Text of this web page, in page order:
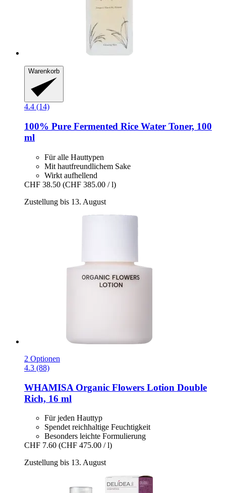
Warenkorb
4.4 (14)
100% Pure Fermented Rice Water Toner, 100
ml
Für alle Hauttypen
Mit hautfreundlichem Sake
Wirkt aufhellend
CHF 38.50 (CHF 385.00 / l)
Zustellung bis 13. August
2 Optionen
4.3 (88)
WHAMISA Organic Flowers Lotion Double
Rich, 16 ml
Für jeden Hauttyp
Spendet reichhaltige Feuchtigkeit
Besonders leichte Formulierung
CHF 7.60 (CHF 475.00 / l)
Zustellung bis 13. August